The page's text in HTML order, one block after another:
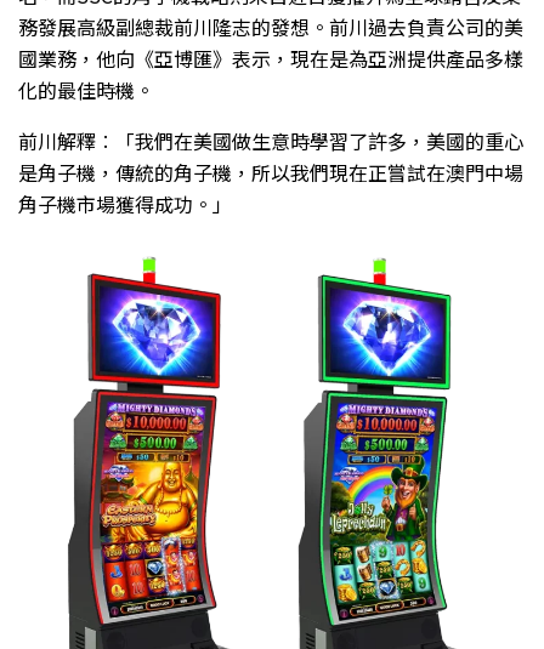
務發展高級副總裁前川隆志的發想。前川過去負責公司的美
國業務，他向《亞博匯》表示，現在是為亞洲提供產品多樣
化的最佳時機。
前川解釋︰「我們在美國做生意時學習了許多，美國的重心
是角子機，傳統的角子機，所以我們現在正嘗試在澳門中場
角子機市場獲得成功。」